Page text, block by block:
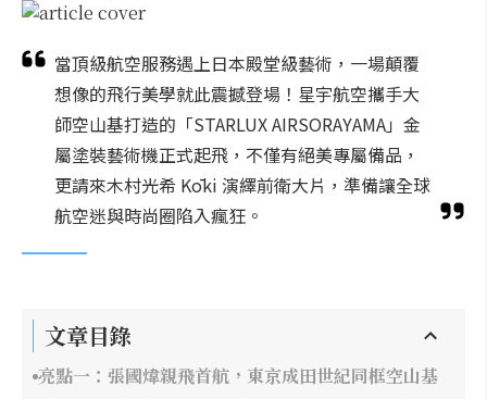
當頂級航空服務遇上日本殿堂級藝術，一場顛覆
想像的飛行美學就此震撼登場！星宇航空攜手大
師空山基打造的「STARLUX AIRSORAYAMA」金
屬塗裝藝術機正式起飛，不僅有絕美專屬備品，
更請來木村光希 Kōki 演繹前衛大片，準備讓全球
航空迷與時尚圈陷入瘋狂。
文章目錄
亮點一：張國煒親飛首航，東京成田世紀同框空山基